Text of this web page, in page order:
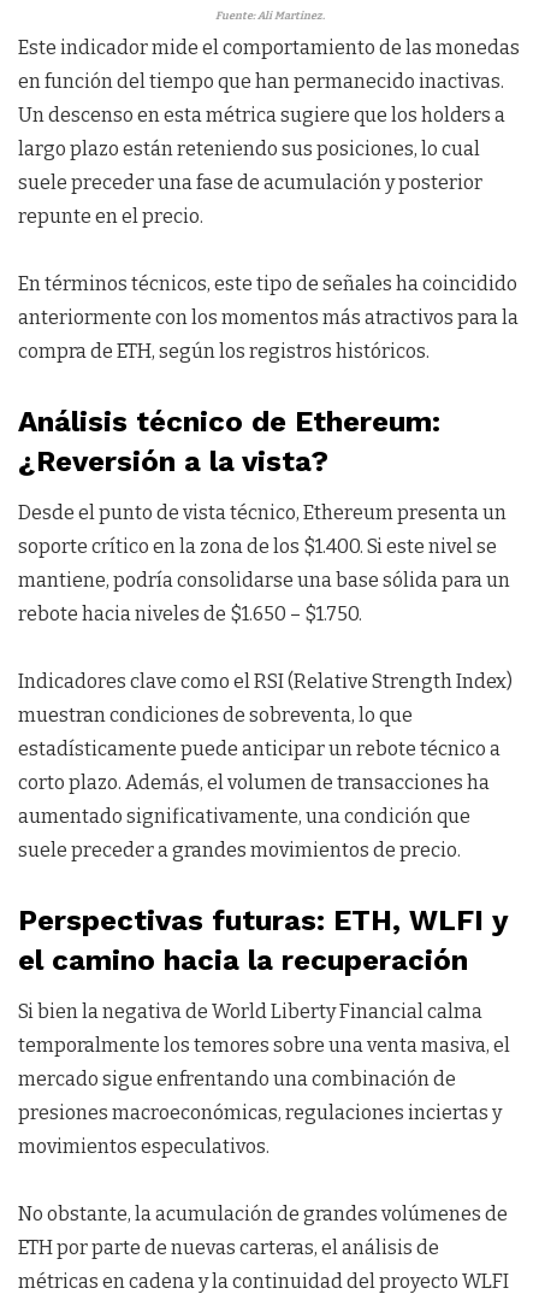
Fuente: Ali Martinez.
Este indicador mide el comportamiento de las monedas
en función del tiempo que han permanecido inactivas.
Un descenso en esta métrica sugiere que los holders a
largo plazo están reteniendo sus posiciones, lo cual
suele preceder una fase de acumulación y posterior
repunte en el precio.
En términos técnicos, este tipo de señales ha coincidido
anteriormente con los momentos más atractivos para la
compra de ETH, según los registros históricos.
Análisis técnico de Ethereum:
¿Reversión a la vista?
Desde el punto de vista técnico, Ethereum presenta un
soporte crítico en la zona de los $1.400. Si este nivel se
mantiene, podría consolidarse una base sólida para un
rebote hacia niveles de $1.650 – $1.750.
Indicadores clave como el RSI (Relative Strength Index)
muestran condiciones de sobreventa, lo que
estadísticamente puede anticipar un rebote técnico a
corto plazo. Además, el volumen de transacciones ha
aumentado significativamente, una condición que
suele preceder a grandes movimientos de precio.
Perspectivas futuras: ETH, WLFI y
el camino hacia la recuperación
Si bien la negativa de World Liberty Financial calma
temporalmente los temores sobre una venta masiva, el
mercado sigue enfrentando una combinación de
presiones macroeconómicas, regulaciones inciertas y
movimientos especulativos.
No obstante, la acumulación de grandes volúmenes de
ETH por parte de nuevas carteras, el análisis de
métricas en cadena y la continuidad del proyecto WLFI